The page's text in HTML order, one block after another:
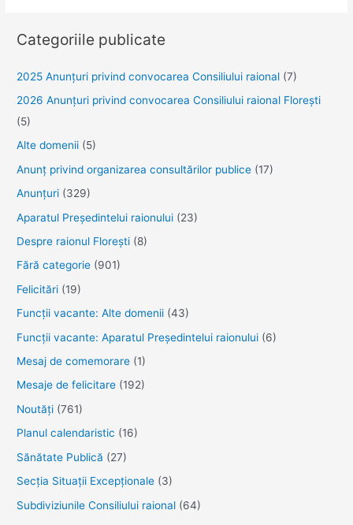
pentru
funcţiei
publice
vacante
de
specialist
Serviciul
Administraţie
Publică
Categoriile publicate
2025 Anunţuri privind convocarea Consiliului raional (7)
2026 Anunțuri privind convocarea Consiliului raional Florești
(5)
Alte domenii (5)
Anunţ privind organizarea consultărilor publice (17)
Anunţuri (329)
Aparatul Preşedintelui raionului (23)
Despre raionul Floreşti (8)
Fără categorie (901)
Felicitări (19)
Funcţii vacante: Alte domenii (43)
Funcții vacante: Aparatul Președintelui raionului (6)
Mesaj de comemorare (1)
Mesaje de felicitare (192)
Noutăţi (761)
Planul calendaristic (16)
Sănătate Publică (27)
Secția Situații Excepționale (3)
Subdiviziunile Consiliului raional (64)